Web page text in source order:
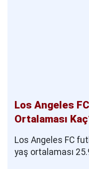
Los Angeles
Ortalaması
Los Angeles FC
yaş ortalaması